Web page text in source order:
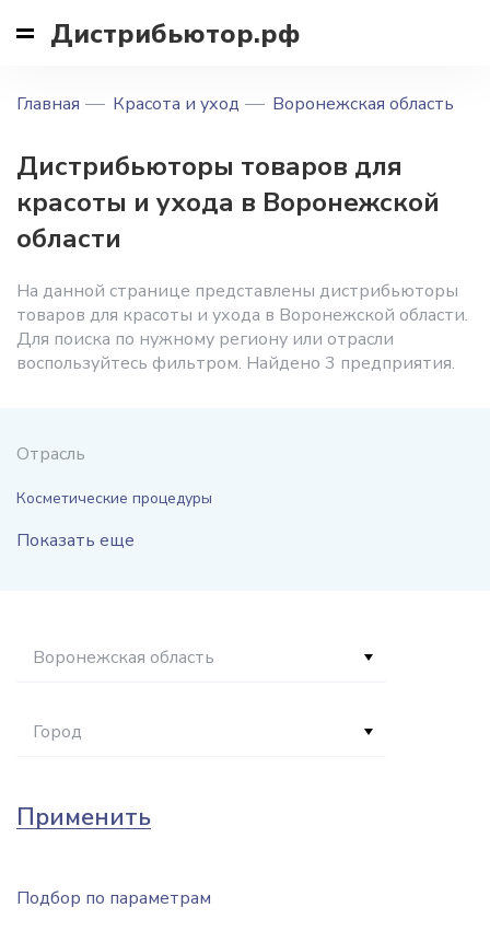
Дистрибьютор.рф
Главная Красота и уход Воронежская область
Дистрибьюторы товаров для
красоты и ухода в Воронежской
области
На данной странице представлены дистрибьюторы
товаров для красоты и ухода в Воронежской области.
Для поиска по нужному региону или отрасли
воспользуйтесь фильтром. Найдено 3 предприятия.
Отрасль
Косметические процедуры
Показать еще
Воронежская область
Город
Применить
Подбор по параметрам